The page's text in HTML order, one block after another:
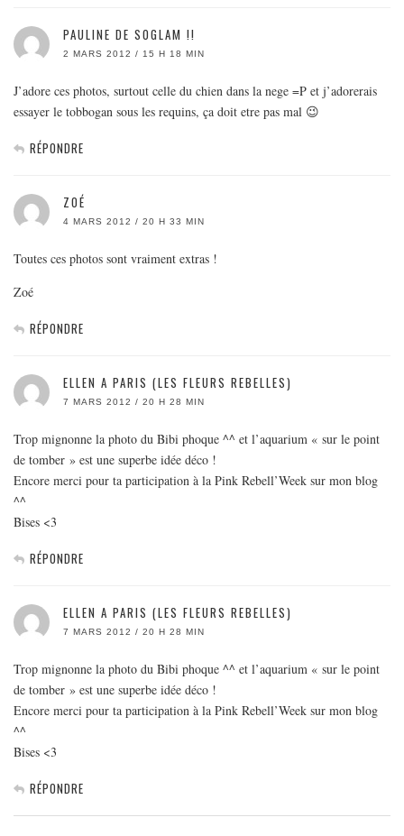
PAULINE DE SOGLAM !!
2 MARS 2012 / 15 H 18 MIN
J’adore ces photos, surtout celle du chien dans la nege =P et j’adorerais
essayer le tobbogan sous les requins, ça doit etre pas mal 😉
RÉPONDRE
ZOÉ
4 MARS 2012 / 20 H 33 MIN
Toutes ces photos sont vraiment extras !
Zoé
RÉPONDRE
ELLEN A PARIS (LES FLEURS REBELLES)
7 MARS 2012 / 20 H 28 MIN
Trop mignonne la photo du Bibi phoque ^^ et l’aquarium « sur le point
de tomber » est une superbe idée déco !
Encore merci pour ta participation à la Pink Rebell’Week sur mon blog
^^
Bises <3
RÉPONDRE
ELLEN A PARIS (LES FLEURS REBELLES)
7 MARS 2012 / 20 H 28 MIN
Trop mignonne la photo du Bibi phoque ^^ et l’aquarium « sur le point
de tomber » est une superbe idée déco !
Encore merci pour ta participation à la Pink Rebell’Week sur mon blog
^^
Bises <3
RÉPONDRE